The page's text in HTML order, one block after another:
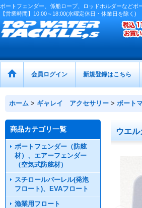
ボートフェンダー、係船ロープ、ロッドホルダーなどボ
【営業時間】10:00～18:00(水曜定休日・休業日を除く)
会員ログイン 新規登録はこちら
ホーム > ギャレイ アクセサリー > ボート
商品カテゴリ一覧
ボートフェンダー（防舷
材）、エアーフェンダー
（空気式防舷材）
スチロールバーレル(発泡
フロート)、EVAフロート
漁業用フロート
ウエ